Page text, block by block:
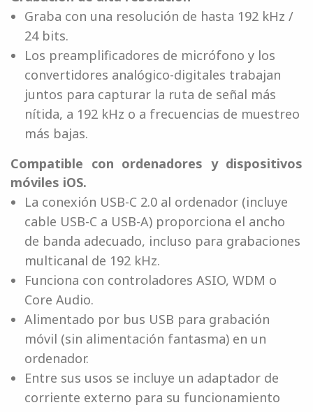
Graba con una resolución de hasta 192 kHz /
24 bits.
Los preamplificadores de micrófono y los
convertidores analógico-digitales trabajan
juntos para capturar la ruta de señal más
nítida, a 192 kHz o a frecuencias de muestreo
más bajas.
Compatible con ordenadores y dispositivos
móviles iOS.
La conexión USB-C 2.0 al ordenador (incluye
cable USB-C a USB-A) proporciona el ancho
de banda adecuado, incluso para grabaciones
multicanal de 192 kHz.
Funciona con controladores ASIO, WDM o
Core Audio.
Alimentado por bus USB para grabación
móvil (sin alimentación fantasma) en un
ordenador.
Entre sus usos se incluye un adaptador de
corriente externo para su funcionamiento